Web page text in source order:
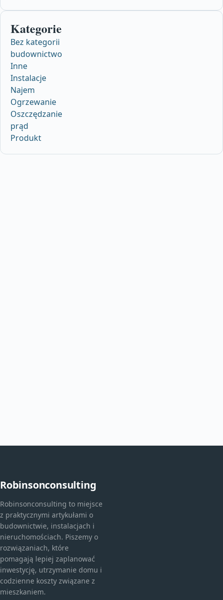
Kategorie
Bez kategorii
budownictwo
Inne
Instalacje
Najem
Ogrzewanie
Oszczędzanie
prąd
Produkt
Robinsonconsulting
Robinsonconsulting to miejsce
z praktycznymi artykułami o
budownictwie, instalacjach i
nieruchomościach. Piszemy o
rozwiązaniach, które
pomagają lepiej zaplanować
inwestycję, utrzymanie domu i
codzienne koszty związane z
mieszkaniem.